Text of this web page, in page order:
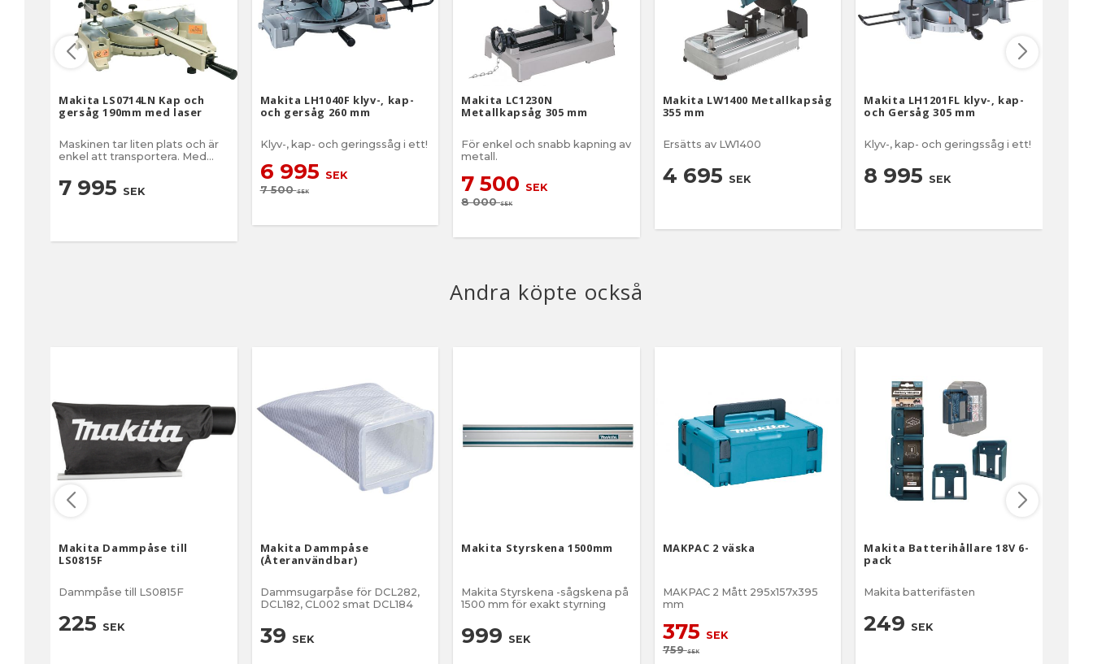
Makita LS0714LN Kap och
gersåg 190mm med laser
Maskinen tar liten plats och är
enkel att transportera. Med
7 995 SEK
Makita LH1040F klyv-, kap-
och gersåg 260 mm
Klyv-, kap- och geringssåg i ett!
6 995 SEK
7 500SEK
Makita LC1230N
Metallkapsåg 305 mm
För enkel och snabb kapning av
metall.
7 500 SEK
8 000SEK
Makita LW1400 Metallkapsåg
355 mm
Ersätts av LW1400
4 695 SEK
Makita LH1201FL klyv-, kap-
och Gersåg 305 mm
Klyv-, kap- och geringssåg i ett!
8 995 SEK
Andra köpte också
Makita Dammpåse till
LS0815F
Dammpåse till LS0815F
225 SEK
Makita Dammpåse
(Återanvändbar)
Dammsugarpåse för DCL282,
DCL182, CL002 smat DCL184
39 SEK
Makita Styrskena 1500mm
Makita Styrskena -sågskena på
1500 mm för exakt styrning
999 SEK
MAKPAC 2 väska
MAKPAC 2 Mått 295x157x395
mm
375 SEK
759SEK
Makita Batterihållare 18V 6-
pack
Makita batterifästen
249 SEK